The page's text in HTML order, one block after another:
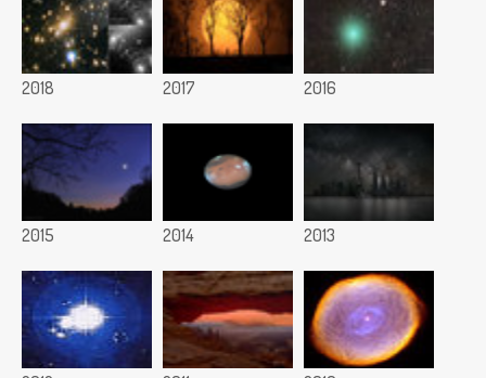
2018 2017 2016
2015 2014 2013